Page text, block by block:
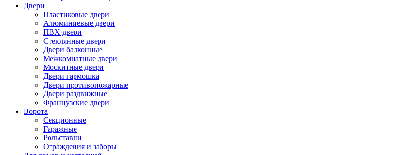
Двери
Пластиковые двери
Алюминиевые двери
ПВХ двери
Стеклянные двери
Двери балконные
Межкомнатные двери
Москитные двери
Двери гармошка
Двери противопожарные
Двери раздвижные
Французские двери
Ворота
Секционные
Гаражные
Рольставни
Ограждения и заборы